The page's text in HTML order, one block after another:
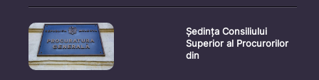
Ședința Consiliului
Superior al Procurorilor
din